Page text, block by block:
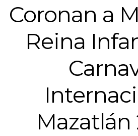
Coronan a
Reina
Mazatlán